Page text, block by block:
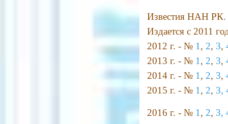
Известия НАН РК.
Издается с 2011
2012 г. - № 1 , 2, 3,
2013 г. - № 1 , 2, 3,
2014 г. - № 1 , 2, 3,
2015 г. - № 1 , 2, 3,
2016 г. - № 1 , 2, 3,